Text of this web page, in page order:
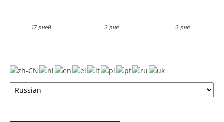
17 дней 3 дня 3 дня